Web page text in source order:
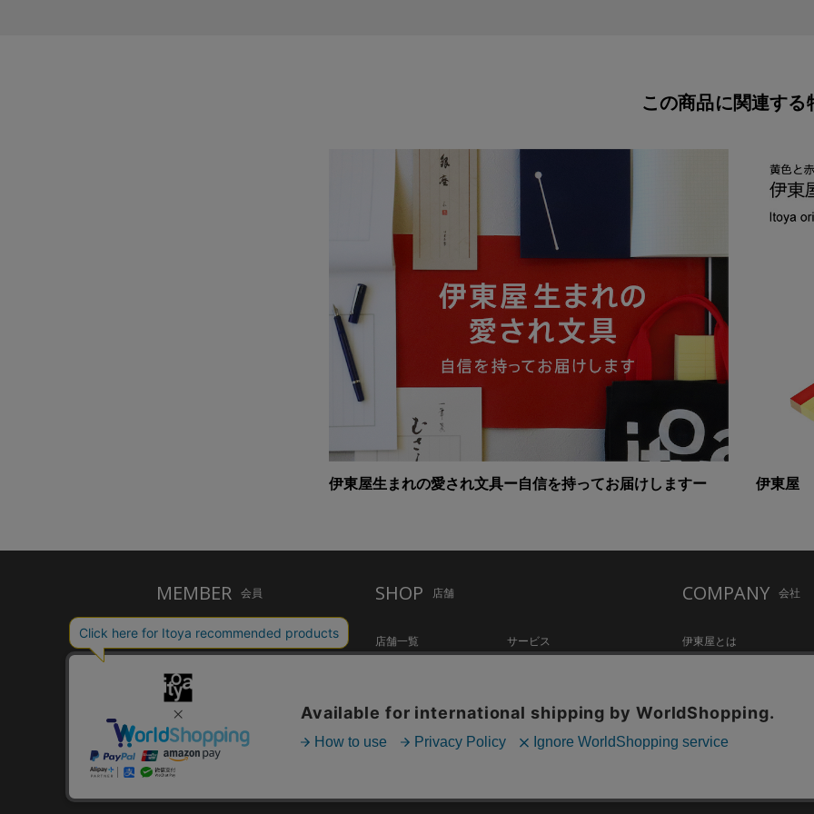
この商品に関連する
伊東屋生まれの愛され文具ー自信を持ってお届けしますー 伊東屋
MEMBER 会員
ご利用ガイド
お問い合わせ
個人情報保護方針
特定商取引法に基づく表示
SHOP 店舗
店舗一覧
CAFE Stylo
FARM
サービス
COMPANY 会社
伊東屋とは
採用情報